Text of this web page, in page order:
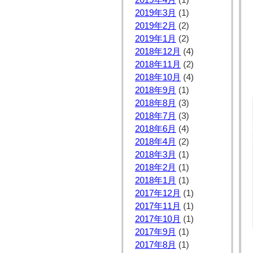
2019年3月 (1)
2019年2月 (2)
2019年1月 (2)
2018年12月 (4)
2018年11月 (2)
2018年10月 (4)
2018年9月 (1)
2018年8月 (3)
2018年7月 (3)
2018年6月 (4)
2018年4月 (2)
2018年3月 (1)
2018年2月 (1)
2018年1月 (1)
2017年12月 (1)
2017年11月 (1)
2017年10月 (1)
2017年9月 (1)
2017年8月 (1)